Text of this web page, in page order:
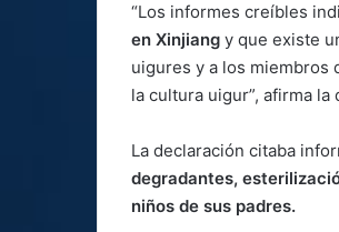
“Los informes creíbles
en Xinjiang y que existe
uigures y a los miembros
la cultura uigur”, afirma la
La declaración citaba
degradantes,
niños de sus padres.